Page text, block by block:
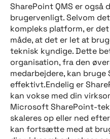
SharePoint QMS er
brugervenligt. Selvom
kompleks platform, er
måde, at det er let at
teknisk kyndige. Dette
organisation, fra den
medarbejdere, kan bruge
effektivt.Endelig er
kan vokse med din
Microsoft SharePoint-
skaleres op eller ned
kan fortsætte med at